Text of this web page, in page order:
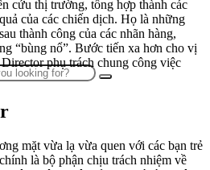
cứu thị trường, tổng hợp thành các
của các chiến dịch. Họ là những
thành công của các nhãn hàng,
“bùng nổ”. Bước tiến xa hơn cho vị
phụ trách chung công việc
mặt vừa lạ vừa quen với các bạn trẻ
là bộ phận chịu trách nhiệm về